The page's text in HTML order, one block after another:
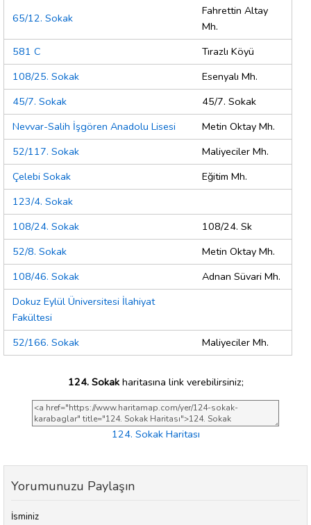
65/12. Sokak
Fahrettin Altay
Mh.
581 C
Tırazlı Köyü
108/25. Sokak
Esenyalı Mh.
45/7. Sokak
45/7. Sokak
Nevvar-Salih İşgören Anadolu Lisesi
Metin Oktay Mh.
52/117. Sokak
Maliyeciler Mh.
Çelebi Sokak
Eğitim Mh.
123/4. Sokak
108/24. Sokak
108/24. Sk
52/8. Sokak
Metin Oktay Mh.
108/46. Sokak
Adnan Süvari Mh.
Dokuz Eylül Üniversitesi İlahiyat
Fakültesi
52/166. Sokak
Maliyeciler Mh.
124. Sokakharitasına link verebilirsiniz;
124. Sokak Haritası
Yorumunuzu Paylaşın
İsminiz